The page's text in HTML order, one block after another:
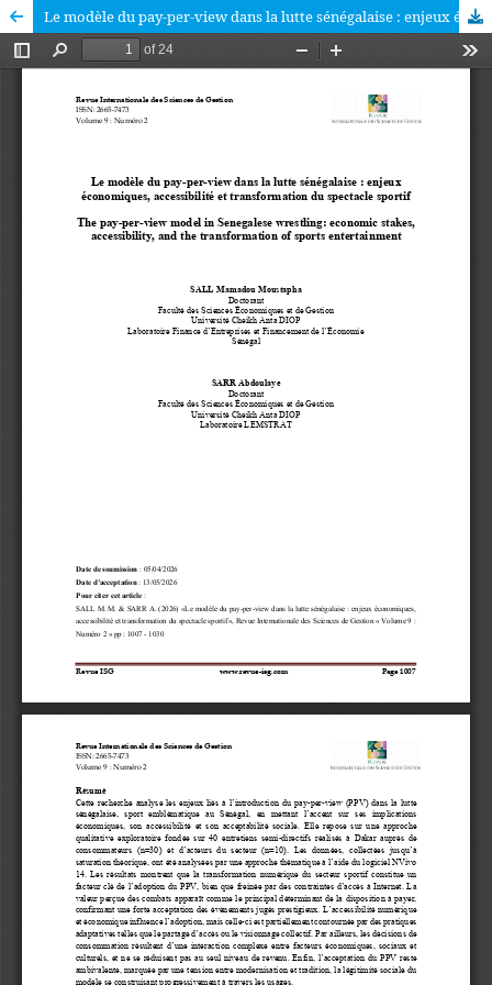
Le modèle du pay-per-view dans la lutte sénégalaise : enjeux économiques, accessibilité et transformation du spectacle sportif